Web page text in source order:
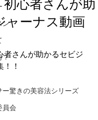
ン
？
ー驚きの美容法シリーズ
員会
初心者さんが助
ャーナス動画
者さんが助かるセビジ
！